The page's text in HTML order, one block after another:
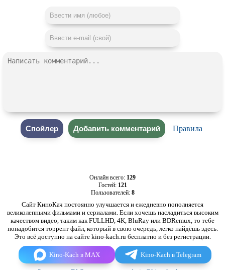
Правила
Онлайн всего: 129
Гостей: 121
Пользователей: 8
Сайт КиноКач постоянно улучшается и ежедневно пополняется
великолепными фильмами и сериалами. Если хочешь насладиться высоким
качеством видео, таким как FULLHD, 4K, BluRay или BDRemux, то тебе
понадобится торрент файл, который в свою очередь, легко найдёшь здесь.
Это всё доступно на сайте kino-kach.ru бесплатно и без регистрации.
Kino-Kach в MAX Kino-Kach в Telegram